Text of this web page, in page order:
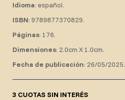
Idioma: español.
ISBN: 9789877370829.
Páginas: 176.
Dimensiones: 2.0cm X 1.0cm.
Fecha de publicación: 26/05/2025.
3 CUOTAS SIN INTERÉS